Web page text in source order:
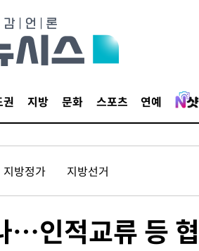
권 지방 문화 스포츠 연예
지방정가 지방선거
…인적교류 등